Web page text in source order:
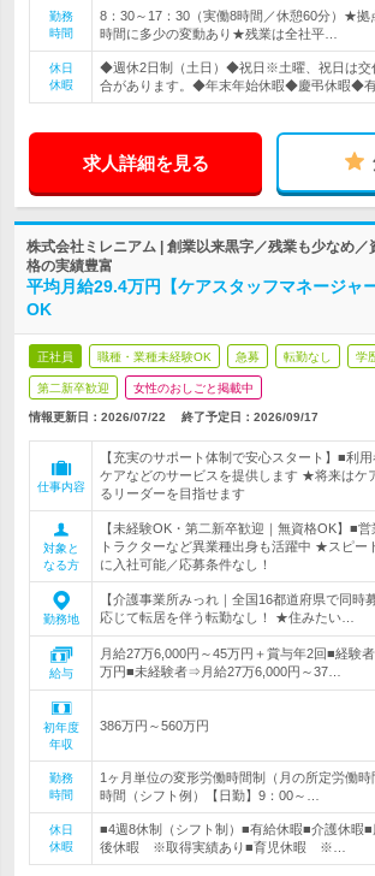
勤務
時間
8：30～17：30（実働8時間／休憩60分）★拠
時間に多少の変動あり★残業は全社平…
休日
休暇
◆週休2日制（土日）◆祝日※土曜、祝日は交
合があります。◆年末年始休暇◆慶弔休暇◆
求人詳細を見る
株式会社ミレニアム | 創業以来黒字／残業も少なめ
格の実績豊富
平均月給29.4万円【ケアスタッフマネージャ
OK
正社員 職種・業種未経験OK 急募 転勤なし 学
第二新卒歓迎 女性のおしごと掲載中
情報更新日：2026/07/22 終了予定日： 2026/09/17
仕事内容
【充実のサポート体制で安心スタート】■利
ケアなどのサービスを提供します ★将来はケ
るリーダーを目指せます
対象と
なる方
【未経験OK・第二新卒歓迎｜無資格OK】■
トラクターなど異業種出身も活躍中 ★スピ
に入社可能／応募条件なし！
勤務地
【介護事業所みっれ｜全国16都道府県で同
応じて転居を伴う転勤なし！ ★住みたい…
給与
月給27万6,000円～45万円＋賞与年2回■経験
万円■未経験者⇒月給27万6,000円～37…
初年度
年収
386万円～560万円
勤務
時間
1ヶ月単位の変形労働時間制（月の所定労働
時間（シフト例）【日勤】9：00～…
休日
休暇
■4週8休制（シフト制）■有給休暇■介護休暇
後休暇 ※取得実績あり■育児休暇 ※…